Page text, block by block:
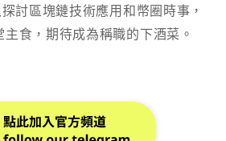
討區塊鏈技術應用和幣圈時事，
食，期待成為稱職的下酒菜。